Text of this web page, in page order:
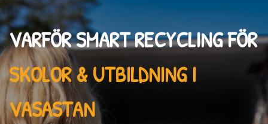
VARFÖR SMART RECYCLING FÖR
SKOLOR & UTBILDNING I
VASASTAN